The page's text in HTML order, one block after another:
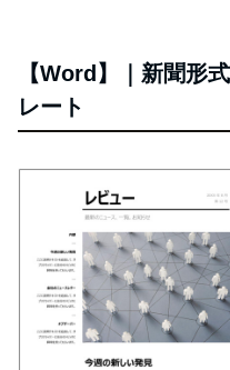
【Word】｜新聞形
レート